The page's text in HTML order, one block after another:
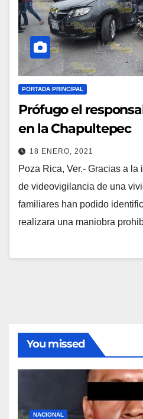
PORTADA PRINCIPAL
Prófugo el
en la Chapultepec
18 ENERO, 2021
Poza Rica, Ver.- Gracias a la
de videovigilancia de una
familiares han podido
realizara una maniobra
You missed
NACIONAL